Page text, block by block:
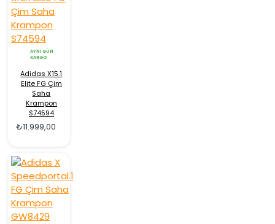
AYNI GÜN
KARGO
Adidas X15.1
Elite FG Çim
Saha
Krampon
S74594
₺11.999,00